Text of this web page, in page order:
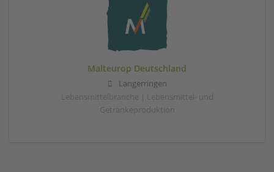
Malteurop Deutschland
Langerringen
Lebensmittelbranche | Lebensmittel- und
Getränkeproduktion